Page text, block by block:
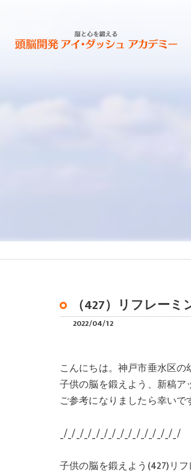
（427）リフレーミ
2022/04/12
こんにちは。神戸市垂水区の
子供の脳を鍛えよう、新稿ア
ご参考になりましたら幸いで
_/_/_/_/_/_/_/_/_/_/_/_/_/_/_/
子供の脳を鍛えよう(427)リ